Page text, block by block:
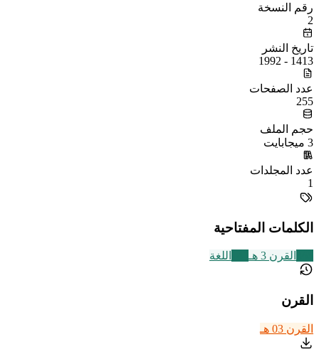
رقم النسخة
2
تاريخ النشر
1413 - 1992
عدد الصفحات
255
حجم الملف
3 ميجابايت
عدد المجلدات
1
الكلمات المفتاحية
القرن 3 هـ اللغة
القرن
القرن 03 هـ